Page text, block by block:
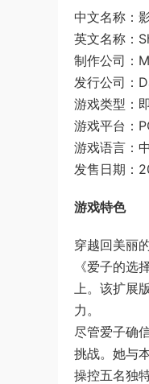
中文名称：
英文名称：
制作公司：
发行公司：
游戏类型：
游戏平台：
游戏语言：
发售日期：
游戏特色
穿越回美丽
《爱子的
上。该扩展
力。
尽管爱子确
挑战。她与
操控五名独